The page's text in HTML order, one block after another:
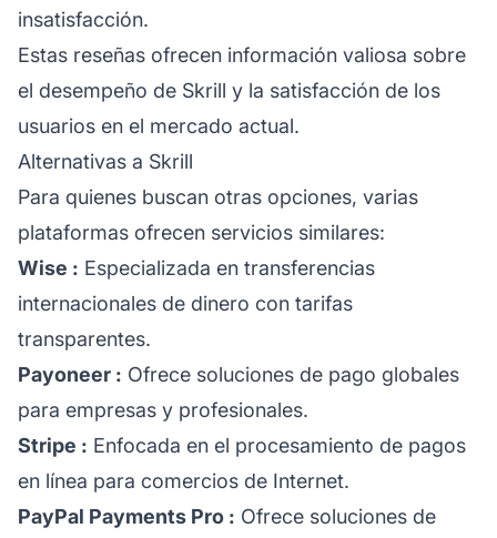
insatisfacción.
Estas reseñas ofrecen información valiosa sobre
el desempeño de Skrill y la satisfacción de los
usuarios en el mercado actual.
Alternativas a Skrill
Para quienes buscan otras opciones, varias
plataformas ofrecen servicios similares:
Wise : Especializada en transferencias
internacionales de dinero con tarifas
transparentes.
Payoneer : Ofrece soluciones de pago globales
para empresas y profesionales.
Stripe : Enfocada en el procesamiento de pagos
en línea para comercios de Internet.
PayPal Payments Pro : Ofrece soluciones de